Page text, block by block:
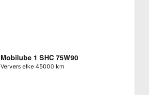
Mobilube 1 SHC 75W90
Ververs elke 45000 km